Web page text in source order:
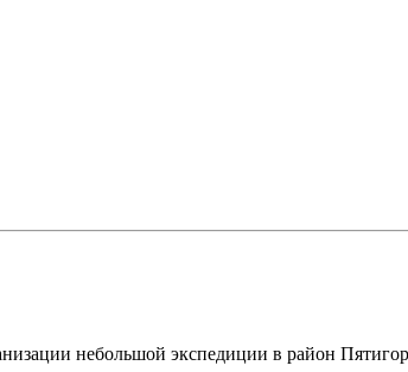
небольшой экспедиции в район